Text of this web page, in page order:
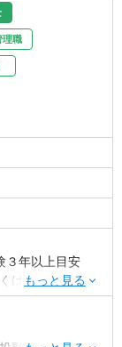
投資資産に係
できます
社内プロジェ
す
ョンを取って業
業務に関与いた
理職
３年以上目安
は監査法人勤務
知見）
資格